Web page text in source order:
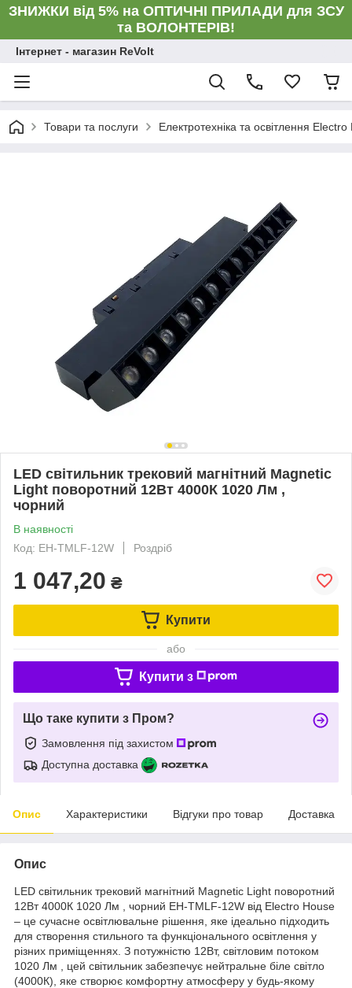
ЗНИЖКИ від 5% на ОПТИЧНІ ПРИЛАДИ для ЗСУ
та ВОЛОНТЕРІВ!
Інтернет - магазин ReVolt
Товари та послуги Електротехніка та освітлення
LED світильник трековий магнітний Magnetic
Light поворотний 12Вт 4000К 1020 Лм ,
чорний
В наявності
Код: EH-TMLF-12W
Роздріб
1 047,20 ₴
Купити
або
Купити з
Що таке купити з Пром?
Замовлення під захистом
Доступна доставка
Опис Характеристики Відгуки про товар Доставка
Опис
LED світильник трековий магнітний Magnetic Light поворотний
12Вт 4000К 1020 Лм , чорний EH-TMLF-12W від Electro House
– це сучасне освітлювальне рішення, яке ідеально підходить
для створення стильного та функціонального освітлення у
різних приміщеннях. З потужністю 12Вт, світловим потоком
1020 Лм , цей світильник забезпечує нейтральне біле світло
(4000К), яке створює комфортну атмосферу у будь-якому